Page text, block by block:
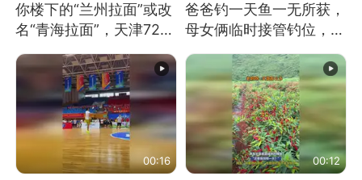
你楼下的“兰州拉面”或改
名“青海拉面”，天津72家
爸爸钓一天鱼一无所获，
母女俩临时接管钓位，用
00:16 00:12